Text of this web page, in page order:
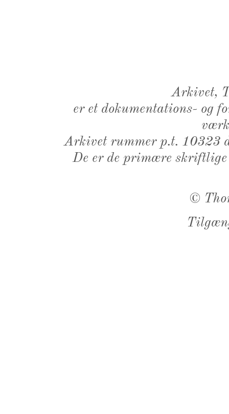
Arkivet,
er et dokumentations- og
Arkivet rummer p.t. 10323
De er de primære
©